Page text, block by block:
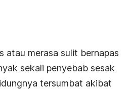
atau merasa sulit bernapas
sekali penyebab sesak
tersumbat akibat